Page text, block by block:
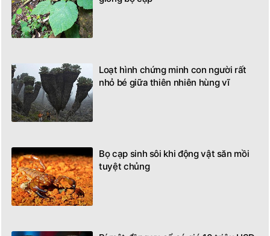
Loạt hình chứng minh con người rất
nhỏ bé giữa thiên nhiên hùng vĩ
Bọ cạp sinh sôi khi động vật săn mồi
tuyệt chủng